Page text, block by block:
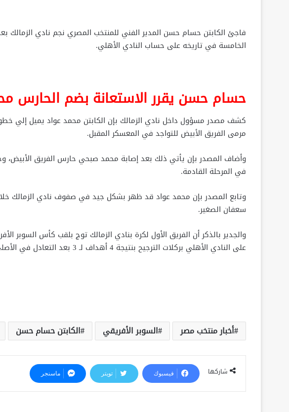
فاجئ الكابتن حسام حسن المدير الفني للمنتخب المصري نجم نادي الزمالك
الخامسة في تاريخه على حساب النادي الأهلي.
حسام حسن يقرر الاستعانة بضم الحارس
كشف مصدر مسؤول داخل نادي الزمالك بإن الكابتن محمد عواد يميل إلي
مرمى الفريق الأبيض للتواجد في المعسكر المقبل.
وأضاف المصدر بإن يأتي ذلك بعد إصابة محمد صبحي حارس الفريق الأبيض،
في المرحلة القادمة.
وتابع المصدر بإن محمد عواد قد ظهر بشكل جيد في صفوف نادي الزمالك
سعفان الصغير.
والجدير بالذكر أن الفريق الأول لكرة بنادي الزمالك توج بلقب كأس السوبر
على النادي الأهلي بركلات الترجيح بنتيجة 4 أهداف لـ 3 بعد التعادل في الأصلي بهدف لكل فريق.
أخبار منتخب مصر السوبر الأفريقي الكابتن حسام حسن
شاركها فيسبوك تويتر ماسنجر